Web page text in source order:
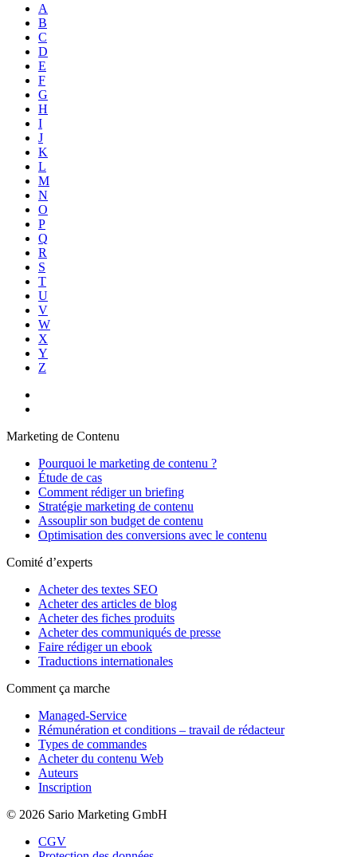
A
B
C
D
E
F
G
H
I
J
K
L
M
N
O
P
Q
R
S
T
U
V
W
X
Y
Z
Marketing de Contenu
Pourquoi le marketing de contenu ?
Étude de cas
Comment rédiger un briefing
Stratégie marketing de contenu
Assouplir son budget de contenu
Optimisation des conversions avec le contenu
Comité d’experts
Acheter des textes SEO
Acheter des articles de blog
Acheter des fiches produits
Acheter des communiqués de presse
Faire rédiger un ebook
Traductions internationales
Comment ça marche
Managed-Service
Rémunération et conditions – travail de rédacteur
Types de commandes
Acheter du contenu Web
Auteurs
Inscription
© 2026 Sario Marketing GmbH
CGV